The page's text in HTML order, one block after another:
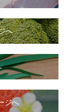
へ
ジへ